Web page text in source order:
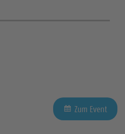
Zum Event